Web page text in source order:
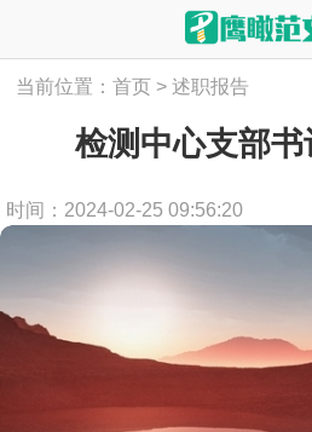
当前位置：首页 > 述职报告
检测中心支部
时间：2024-02-25 09:56:20